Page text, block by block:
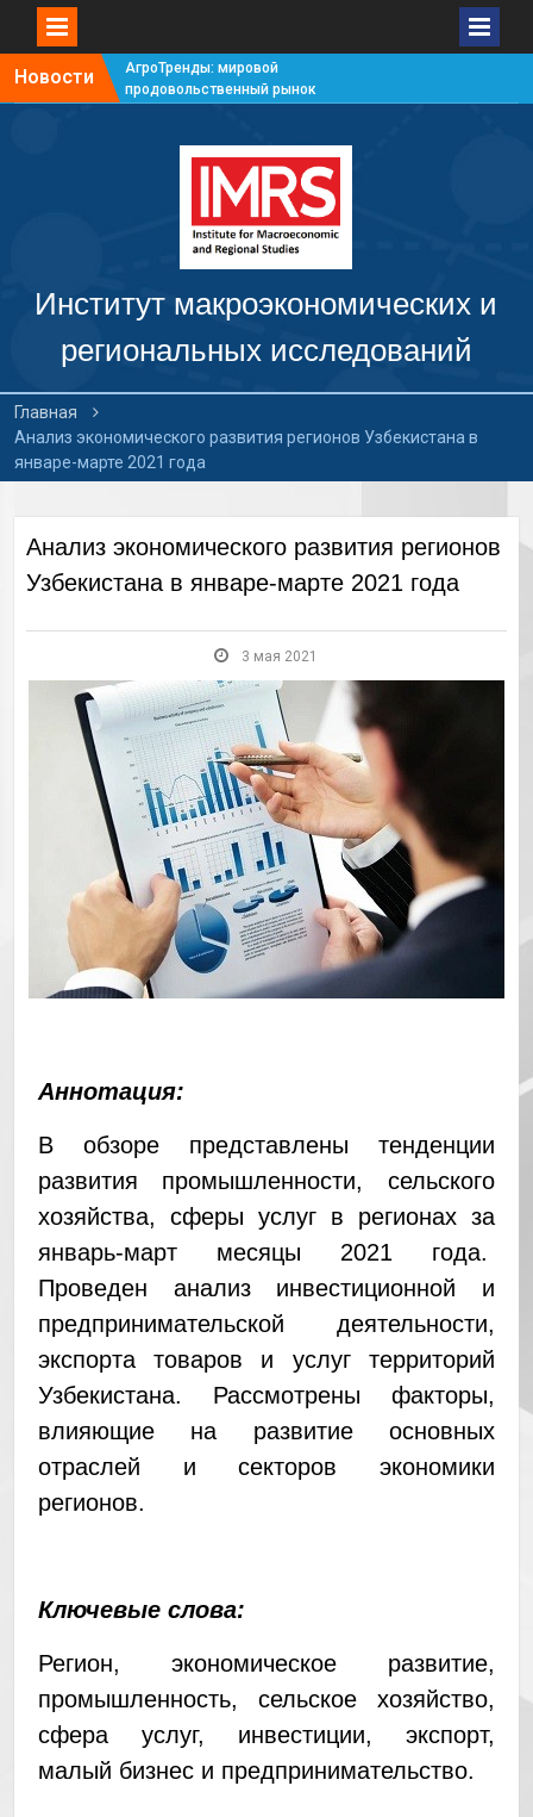
Новости
АгроТренды: мировой
продовольственный рынок
продовольственный рынок
АгроТренды: мировой
продовольственный рынок
АгроТренды: мировой
#4
Институт макроэкономических и
региональных исследований
Главная
Анализ экономического развития регионов Узбекистана в
январе-марте 2021 года
Анализ экономического развития регионов
Узбекистана в январе-марте 2021 года
3 мая 2021
Аннотация:
В обзоре представлены тенденции
развития промышленности, сельского
хозяйства, сферы услуг в регионах за
январь-март месяцы 2021 года.
Проведен анализ инвестиционной и
предпринимательской деятельности,
экспорта товаров и услуг территорий
Узбекистана. Рассмотрены факторы,
влияющие на развитие основных
отраслей и секторов экономики
регионов.
Ключевые слова:
Регион, экономическое развитие,
промышленность, сельское хозяйство,
сфера услуг, инвестиции, экспорт,
малый бизнес и предпринимательство.